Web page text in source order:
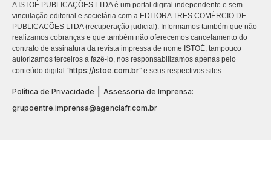
A ISTOÉ PUBLICAÇÕES LTDA é um portal digital independente e sem
vinculação editorial e societária com a EDITORA TRES COMÉRCIO DE
PUBLICACÕES LTDA (recuperação judicial). Informamos também que não
realizamos cobranças e que também não oferecemos cancelamento do
contrato de assinatura da revista impressa de nome ISTOÉ, tampouco
autorizamos terceiros a fazê-lo, nos responsabilizamos apenas pelo
conteúdo digital “https://istoe.com.br” e seus respectivos sites.
Política de Privacidade
Assessoria de Imprensa:
grupoentre.imprensa@agenciafr.com.br